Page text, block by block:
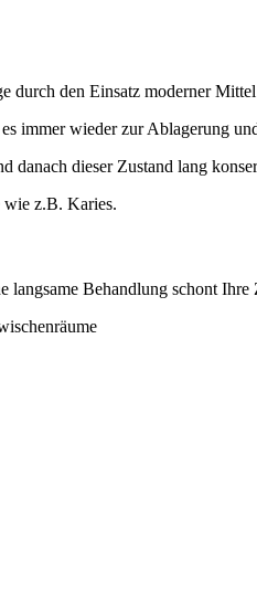
durch den Einsatz moderner
immer wieder zur Ablagerung
danach dieser Zustand lang
wie z.B. Karies.
langsame Behandlung schont